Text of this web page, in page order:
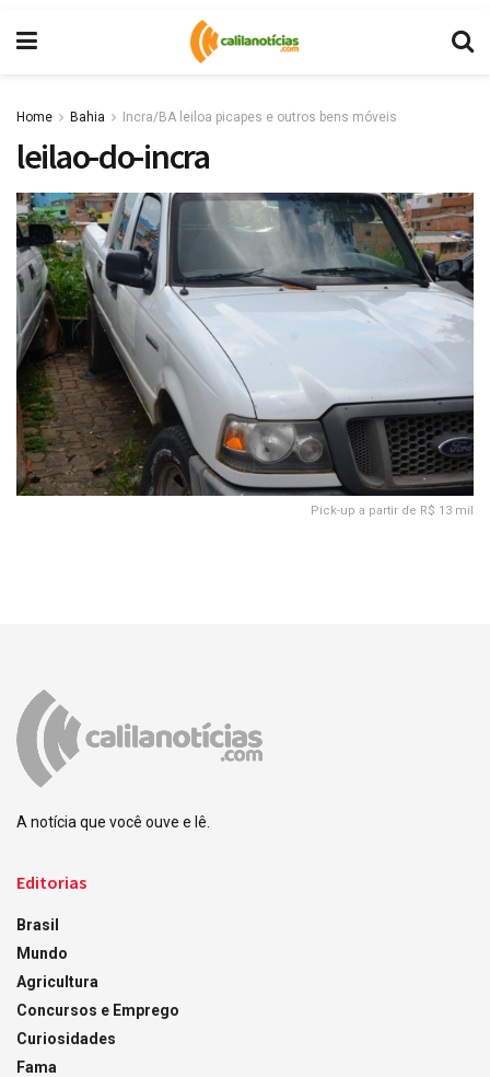
Home Bahia Incra/BA leiloa picapes e outros bens móveis
leilao-do-incra
Pick-up a partir de R$ 13 mil
A notícia que você ouve e lê.
Editorias
Brasil
Mundo
Agricultura
Concursos e Emprego
Curiosidades
Fama